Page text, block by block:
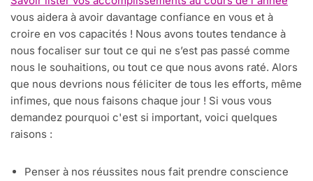
vous aidera à avoir davantage confiance en vous et à
croire en vos capacités ! Nous avons toutes tendance à
nous focaliser sur tout ce qui ne s’est pas passé comme
nous le souhaitions, ou tout ce que nous avons raté. Alors
que nous devrions nous féliciter de tous les efforts, même
infimes, que nous faisons chaque jour ! Si vous vous
demandez pourquoi c'est si important, voici quelques
raisons :
Penser à nos réussites nous fait prendre conscience